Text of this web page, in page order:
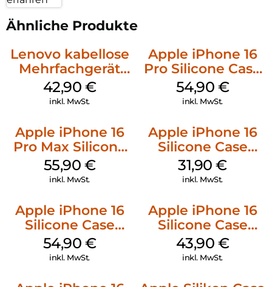
Ähnliche Produkte
Lenovo kabellose
Mehrfachgerät
Luna Grey
42,90 €
inkl. MwSt.
Apple iPhone 16
Pro Silicone Case
MagSafe Black
54,90 €
inkl. MwSt.
Apple iPhone 16
Pro Max Silicone
Case MagSafe
Stone Gray
55,90 €
inkl. MwSt.
Apple iPhone 16
Silicone Case
MagSafe Fuchsia
31,90€
inkl. MwSt.
Apple iPhone 16
Silicone Case
MagSafe Lake
Green
54,90 €
inkl. MwSt.
Apple iPhone 16
Silicone Case
MagSafe Plum
43,90 €
inkl. MwSt.